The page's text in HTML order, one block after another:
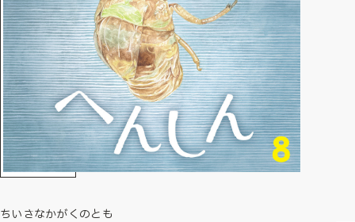
ちいさなかがくのとも